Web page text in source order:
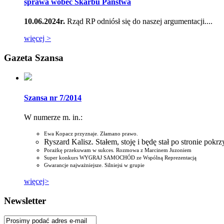
10.06.2024r. Rząd RP odniósł się do naszej argumentacji....
więcej >
Gazeta Szansa
Szansa nr 7/2014
W numerze m. in.:
Ewa Kopacz przyznaje. Złamano prawo.
Ryszard Kalisz. Stałem, stoję i będę stał po stronie
Porażkę przekuwam w sukces. Rozmowa z Marcinem Juzoniem
Super konkurs WYGRAJ SAMOCHÓD ze Wspólną Reprezentacją
Gwarancje najważniejsze. Silniejsi w grupie
więcej>
Newsletter